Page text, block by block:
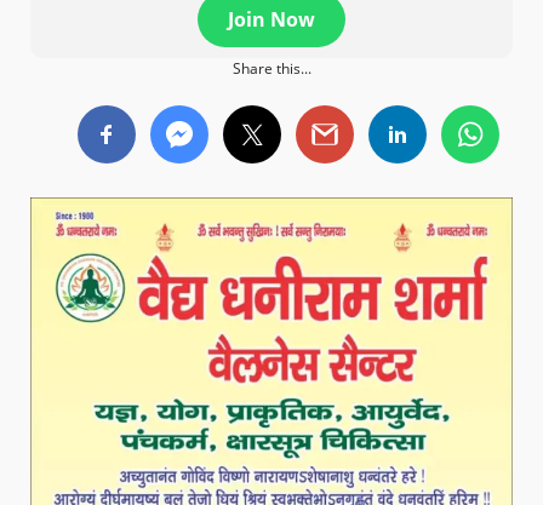
Join Now
Share this...